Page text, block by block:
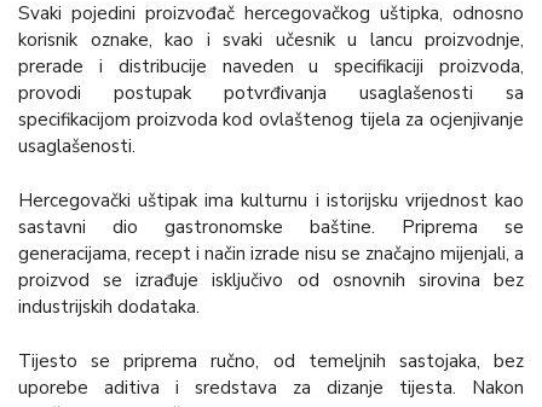
Svaki pojedini proizvođač hercegovačkog uštipka, odnosno
korisnik oznake, kao i svaki učesnik u lancu proizvodnje,
prerade i distribucije naveden u specifikaciji proizvoda,
provodi postupak potvrđivanja usaglašenosti sa
specifikacijom proizvoda kod ovlaštenog tijela za ocjenjivanje
usaglašenosti.
Hercegovački uštipak ima kulturnu i istorijsku vrijednost kao
sastavni dio gastronomske baštine. Priprema se
generacijama, recept i način izrade nisu se značajno mijenjali, a
proizvod se izrađuje isključivo od osnovnih sirovina bez
industrijskih dodataka.
Tijesto se priprema ručno, od temeljnih sastojaka, bez
uporebe aditiva i sredstava za dizanje tijesta. Nakon